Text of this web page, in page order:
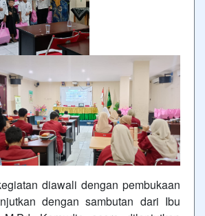
diawali dengan pembukaan
dengan sambutan dari Ibu